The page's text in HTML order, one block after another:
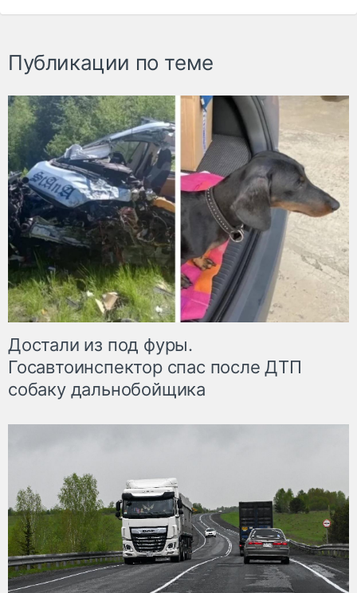
Публикации по теме
Достали из под фуры.
Госавтоинспектор спас после ДТП
собаку дальнобойщика